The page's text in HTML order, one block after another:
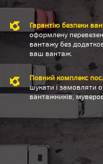
Гарантію безпеки
оформлену
вантажу без
ваш вантаж.
Повний комплекс
шукати і замовляти
вантажників,